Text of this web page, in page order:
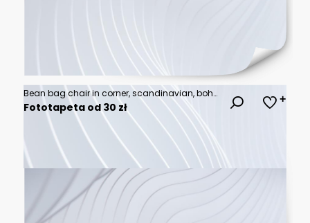
Bean bag chair in corner, scandinavian, boho interior design of modern living room
Fototapeta od 30 zł